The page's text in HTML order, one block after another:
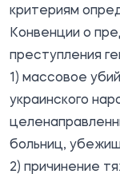
критериям
Конвенции о
преступления
1) массовое
украинского
больниц,
2) причинение